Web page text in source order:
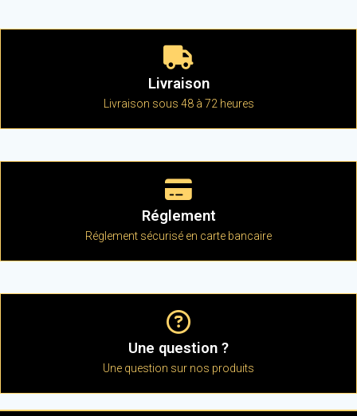
Livraison
Livraison sous 48 à 72 heures
Réglement
Réglement sécurisé en carte bancaire
Une question ?
Une question sur nos produits